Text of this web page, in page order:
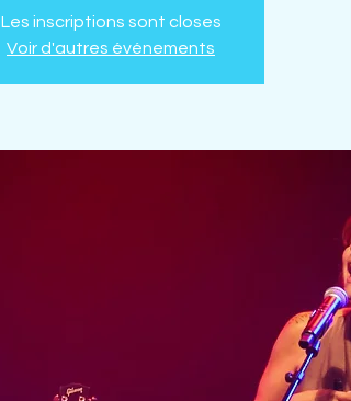
Les inscriptions sont closes
Voir d'autres événements